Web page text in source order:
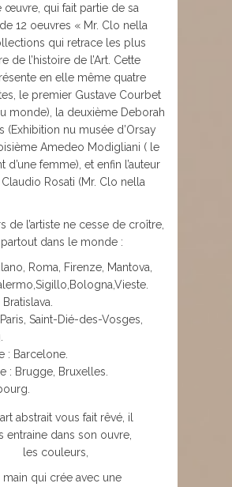
œuvre, qui fait partie de sa
12 oeuvres « Mr. Clo nella
qui retrace les plus
de l’histoire de l’Art. Cette
en elle même quatre
le premier Gustave Courbet
monde), la deuxième Deborah
(Exhibition nu musée d’Orsay
Amedeo Modigliani ( le
d’une femme), et enfin l’auteur
Rosati (Mr. Clo nella
de l’artiste ne cesse de croître,
partout dans le monde :
Roma, Firenze, Mantova,
Saint-Dié-des-Vosges,
: Barcelone.
: Brugge, Bruxelles.
abstrait vous fait rêvé, il
entraine dans son ouvre,
les couleurs,
main qui crée avec une